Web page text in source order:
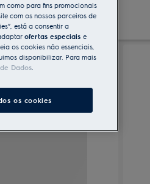
como para fins promocionais
com os nossos parceiros de
está a consentir a
ofertas especiais e
os cookies não essenciais,
disponibilizar. Para mais
Dados.
os cookies